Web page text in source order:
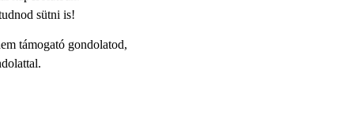
sütni is!
támogató gondolatod,